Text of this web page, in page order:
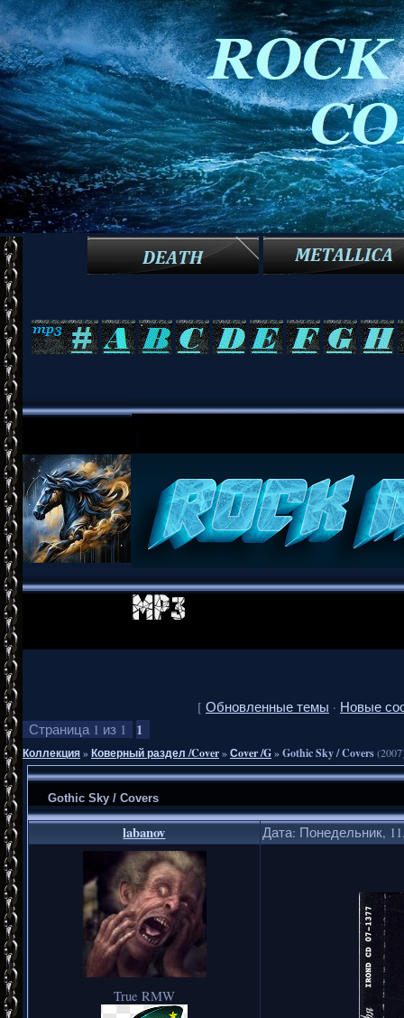
[ Обновленные темы · Новые
Страница 1 из 1 1
Коллекция»Коверный раздел /Cover»Сover /G»Gothic Sky / Covers
Gothic Sky / Covers
labanov Дата: Понедельник,
True RMW